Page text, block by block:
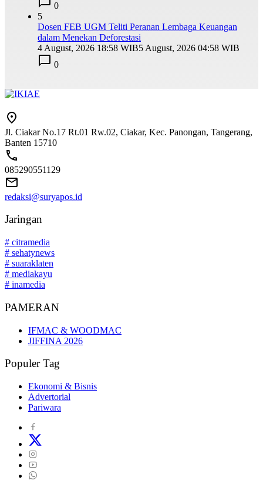
0
5
Dosen FEB UGM Teliti Peranan Lembaga Keuangan
dalam Menekan Deforestasi
4 August, 2026 18:58 WIB5 August, 2026 04:58 WIB
0
Jl. Ciakar No.17 Rt.01 Rw.02, Ciakar, Kec. Panongan, Tangerang,
Banten 15710
085290551129
redaksi@suryapos.id
Jaringan
# citramedia
# sehatynews
# suaraklaten
# mediakayu
# inamedia
PAMERAN
IFMAC & WOODMAC
JIFFINA 2026
Populer Tag
Ekonomi & Bisnis
Advertorial
Pariwara